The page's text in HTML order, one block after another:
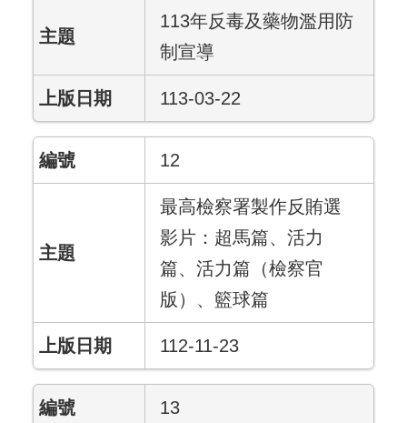
113年反毒及藥物濫用防
制宣導
113-03-22
12
最高檢察署製作反賄選
影片：超馬篇、活力
篇、活力篇（檢察官
版）、籃球篇
112-11-23
13